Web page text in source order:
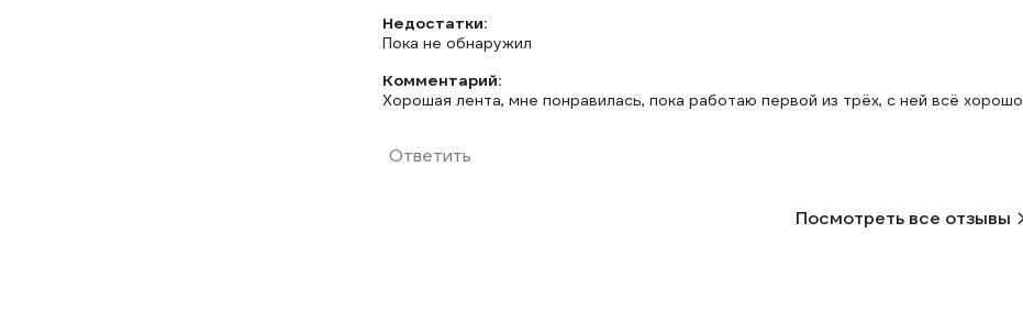
Недостатки:
Пока не обнаружил
Комментарий:
Хорошая лента, мне понравилась, пока работаю первой из трёх, с ней всё хорошо
Ответить
Посмотреть все отзывы